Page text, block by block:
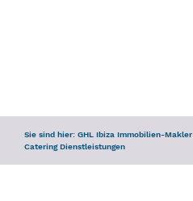
Sie sind hier: GHL Ibiza Immobilien-Makler
Catering Dienstleistungen